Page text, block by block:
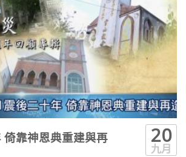
靠神恩典重建與再 20
九月